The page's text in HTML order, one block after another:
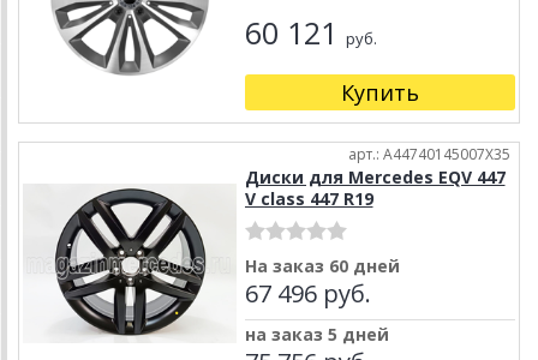
60 121 руб.
Купить
арт.: A44740145007X35
Диски для Mercedes EQV 447
V class 447 R19
На заказ 60 дней
67 496 руб.
на заказ 5 дней